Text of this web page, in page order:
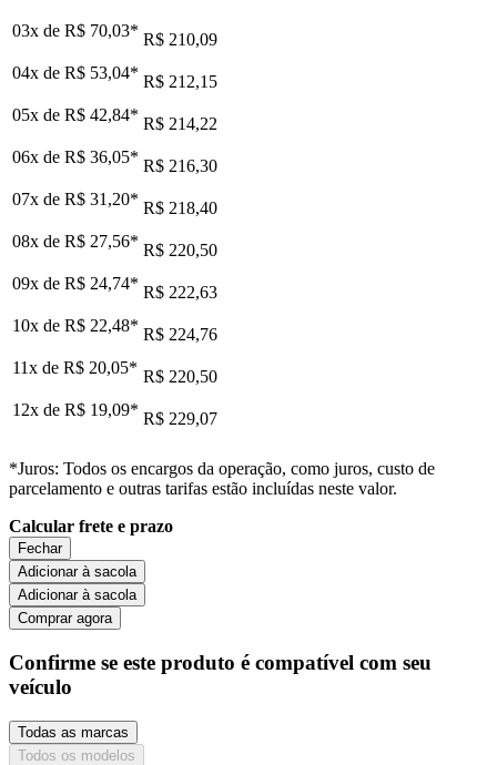
03x de R$ 70,03* R$ 210,09
04x de R$ 53,04* R$ 212,15
05x de R$ 42,84* R$ 214,22
06x de R$ 36,05* R$ 216,30
07x de R$ 31,20* R$ 218,40
08x de R$ 27,56* R$ 220,50
09x de R$ 24,74* R$ 222,63
10x de R$ 22,48* R$ 224,76
11x de R$ 20,05* R$ 220,50
12x de R$ 19,09* R$ 229,07
*Juros: Todos os encargos da operação, como juros, custo de
parcelamento e outras tarifas estão incluídas neste valor.
Calcular frete e prazo
Fechar
Adicionar à sacola
Adicionar à sacola
Comprar agora
Confirme se este produto é compatível com seu
veículo
Todas as marcas
Todos os modelos